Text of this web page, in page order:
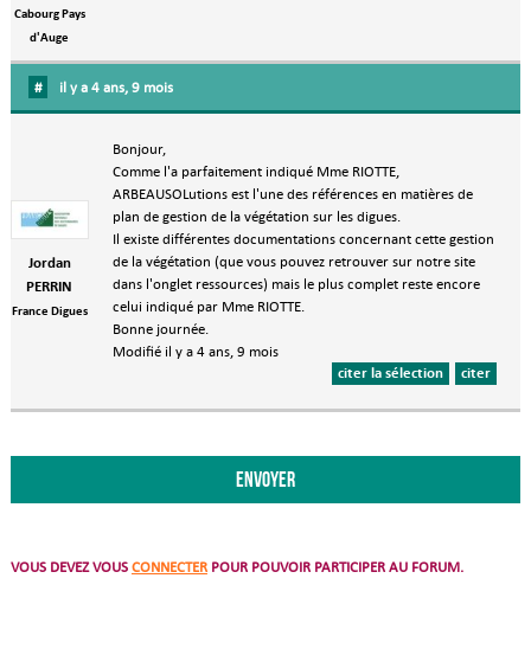
Cabourg Pays
d'Auge
# il y a 4 ans, 9 mois
Jordan
PERRIN
France Digues
Bonjour,
Comme l'a parfaitement indiqué Mme RIOTTE,
ARBEAUSOLutions est l'une des références en matières de
plan de gestion de la végétation sur les digues.
Il existe différentes documentations concernant cette gestion
de la végétation (que vous pouvez retrouver sur notre site
dans l'onglet ressources) mais le plus complet reste encore
celui indiqué par Mme RIOTTE.
Bonne journée.
Modifié il y a 4 ans, 9 mois
citer
citer la sélection
VOUS DEVEZ VOUS CONNECTERPOUR POUVOIR PARTICIPER AU FORUM.